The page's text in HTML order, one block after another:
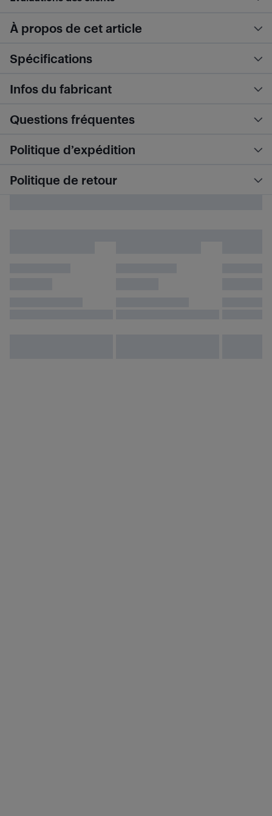
À propos de cet article
Spécifications
Infos du fabricant
Questions fréquentes
Politique d’expédition
Politique de retour